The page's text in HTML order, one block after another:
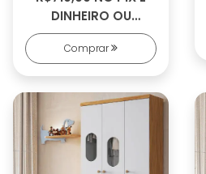
em ABS Cabideiro
metálico Puxadores
em ABS 2 opções de
rodapé Corrediças
telescópicas Sistema
antitombamento
DINHEIRO OU
R$774,00 EM 7X S/
JUROS
Comprar